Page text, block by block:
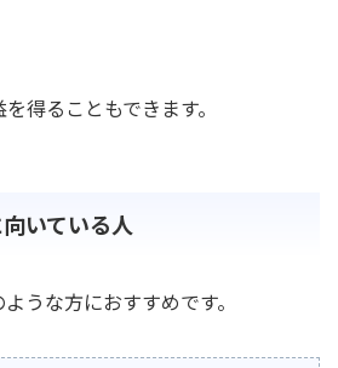
得ることもできます。
いている人
うな方におすすめです。